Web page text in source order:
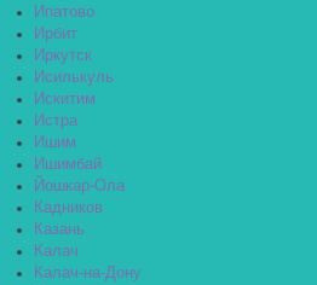
Ипатово
Ирбит
Иркутск
Исилькуль
Искитим
Истра
Ишим
Ишимбай
Йошкар-Ола
Кадников
Казань
Калач
Калач-на-Дону